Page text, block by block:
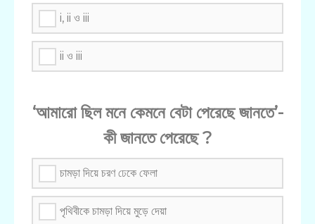
i, ii ও iii
ii ও iii
‘আমারো ছিল মনে কেমনে বেটা পেরেছে জানতে’-
কী জানতে পেরেছে ?
চামড়া দিয়ে চরণ ঢেকে ফেলা
পৃথিবীকে চামড়া দিয়ে মুড়ে দেয়া